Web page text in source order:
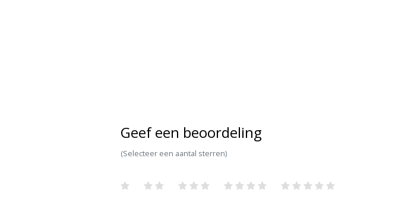
Geef een beoordeling
(Selecteer een aantal sterren)